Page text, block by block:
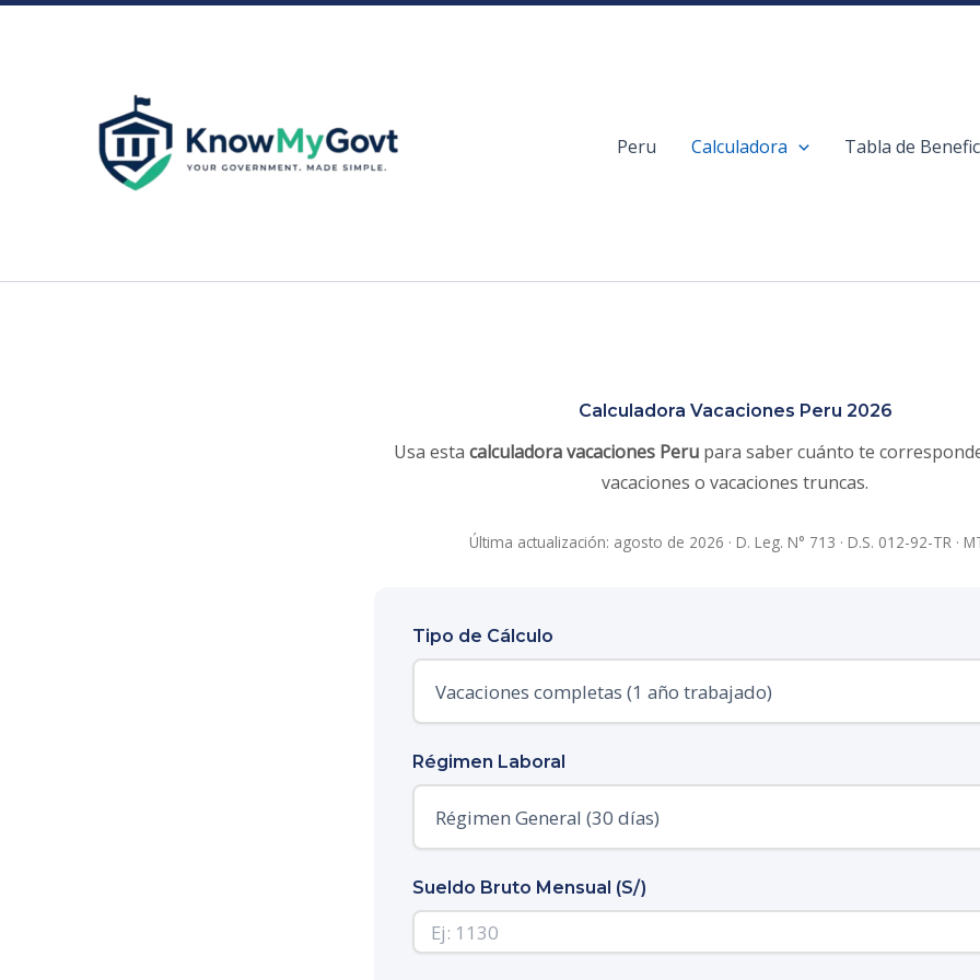
Peru Calculadora Tabla de
Calculadora Vacaciones Peru 2026
Usa esta calculadora vacaciones Perupara saber cuánto te
vacaciones o vacaciones truncas.
Última actualización: agosto de 2026 · D. Leg. N° 713 · D.S. 012-92-TR ·
Tipo de Cálculo
Régimen Laboral
Sueldo Bruto Mensual (S/)